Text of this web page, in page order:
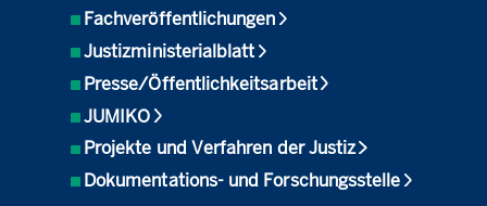
Fachveröffentlichungen
Justizministerialblatt
Presse/Öffentlichkeitsarbeit
JUMIKO
Projekte und Verfahren der Justiz
Dokumentations- und Forschungsstelle